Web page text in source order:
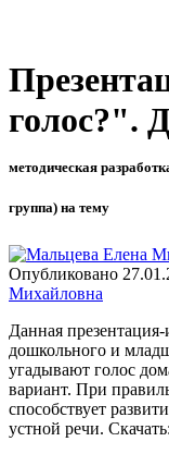
голос?".
методическая
группа) на тему
Опубликовано
Михайловна
Данная презентация-
дошкольного и
угадывают голос
вариант. При
способствует
устной речи. Скачать: